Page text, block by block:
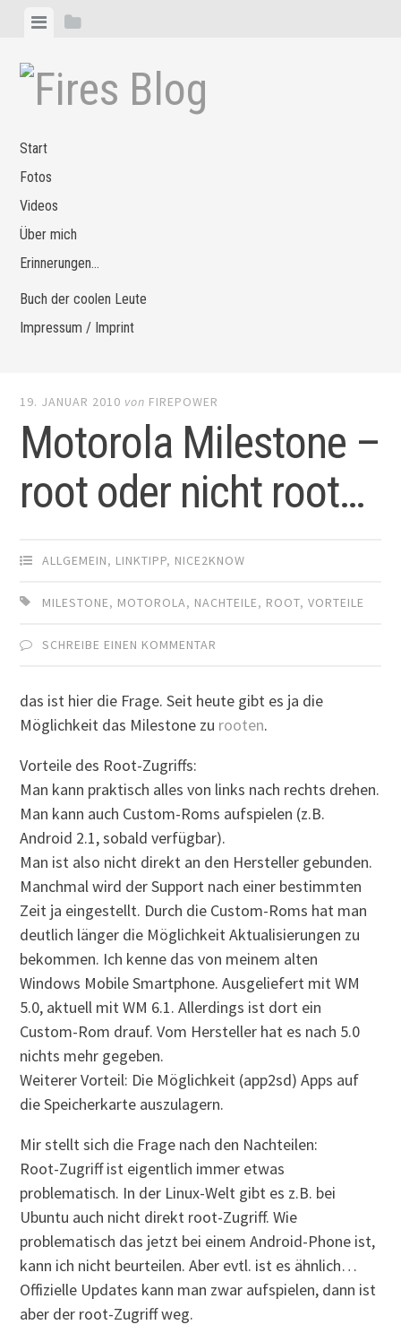
Zum
springen
MenüSeitenleiste
Start
Fotos
Videos
Über mich
Erinnerungen…
Buch der coolen Leute
Impressum / Imprint
19. JANUAR 2010 von FIREPOWER
Motorola Milestone –
root oder nicht root…
ALLGEMEIN, LINKTIPP, NICE2KNOW
MILESTONE, MOTOROLA, NACHTEILE, ROOT,VORTEILE
SCHREIBE EINEN KOMMENTAR
das ist hier die Frage. Seit heute gibt es ja die
Möglichkeit das Milestone zu rooten.
Vorteile des Root-Zugriffs:
Man kann praktisch alles von links nach rechts drehen.
Man kann auch Custom-Roms aufspielen (z.B.
Android 2.1, sobald verfügbar).
Man ist also nicht direkt an den Hersteller gebunden.
Manchmal wird der Support nach einer bestimmten
Zeit ja eingestellt. Durch die Custom-Roms hat man
deutlich länger die Möglichkeit Aktualisierungen zu
bekommen. Ich kenne das von meinem alten
Windows Mobile Smartphone. Ausgeliefert mit WM
5.0, aktuell mit WM 6.1. Allerdings ist dort ein
Custom-Rom drauf. Vom Hersteller hat es nach 5.0
nichts mehr gegeben.
Weiterer Vorteil: Die Möglichkeit (app2sd) Apps auf
die Speicherkarte auszulagern.
Mir stellt sich die Frage nach den Nachteilen:
Root-Zugriff ist eigentlich immer etwas
problematisch. In der Linux-Welt gibt es z.B. bei
Ubuntu auch nicht direkt root-Zugriff. Wie
problematisch das jetzt bei einem Android-Phone ist,
kann ich nicht beurteilen. Aber evtl. ist es ähnlich…
Offizielle Updates kann man zwar aufspielen, dann ist
aber der root-Zugriff weg.